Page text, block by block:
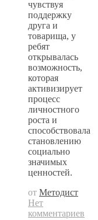
чувствуя
поддержку
друга и
товарища, у
ребят
открывалась
возможность,
которая
активизирует
процесс
личностного
роста и
способствовала
становлению
социально
значимых
ценностей.
от Методист
Нет
комментариев